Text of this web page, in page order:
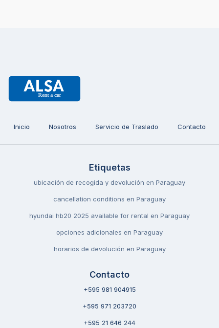
Inicio Nosotros Servicio de Traslado Contacto
Etiquetas
ubicación de recogida y devolución en Paraguay
cancellation conditions en Paraguay
hyundai hb20 2025 available for rental en Paraguay
opciones adicionales en Paraguay
horarios de devolución en Paraguay
Contacto
+595 981 904915
+595 971 203720
+595 21 646 244